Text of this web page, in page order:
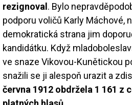
rezignoval. Bylo
podporu voličů Karly Máchové,
demokratická strana jim
kandidátku. Když
ve snaze Vikovou-Kunětickou
snažili se ji alespoň urazit a
června 1912 obdržela 1 161 z